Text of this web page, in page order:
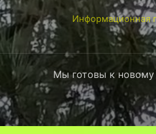
Информационная
Мы готовы к новому